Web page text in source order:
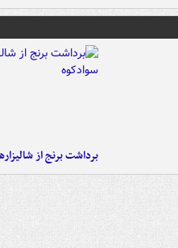
برداشت برنج از